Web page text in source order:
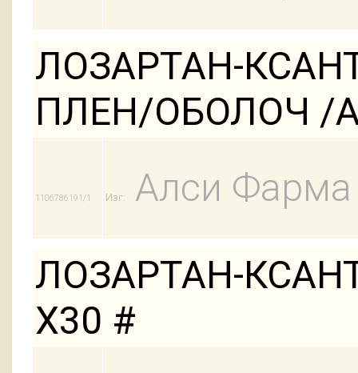
ЛОЗАРТАН-
ПЛЕН/ОБОЛОЧ /
1106786191/1 Изг:
Алси
ЛОЗАРТАН-
Х30 #